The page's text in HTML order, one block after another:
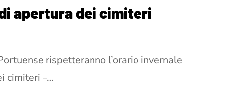
apertura dei cimiteri
rispetteranno l’orario invernale
cimiteri –…